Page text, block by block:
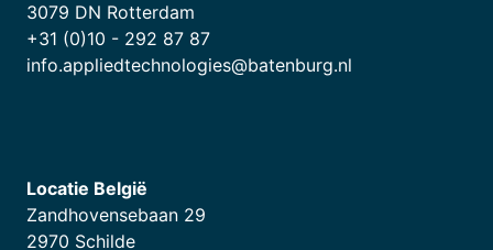
3079 DN Rotterdam
+31 (0)10 - 292 87 87
info.appliedtechnologies@batenburg.nl
Locatie België
Zandhovensebaan 29
2970 Schilde